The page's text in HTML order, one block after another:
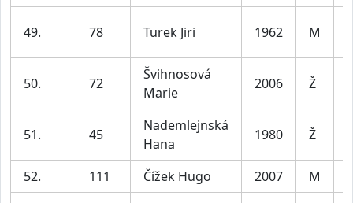
49. 78 Turek Jiri 1962 M
50. 72
Švihnosová
Marie
2006 Ž
51. 45
Nademlejnská
Hana
1980 Ž
52.
111 Čížek Hugo 2007 M